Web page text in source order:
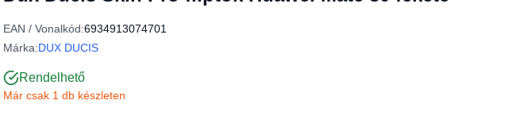
EAN / Vonalkód:6934913074701
Márka:DUX DUCIS
Rendelhető
Már csak 1 db készleten